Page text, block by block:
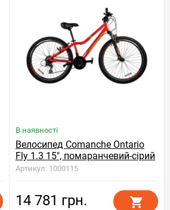
В наявності
Велосипед Comanche Ontario
Fly 1.3 15", помаранчевий-сірий
Артикул: 1000115
14 781 грн.